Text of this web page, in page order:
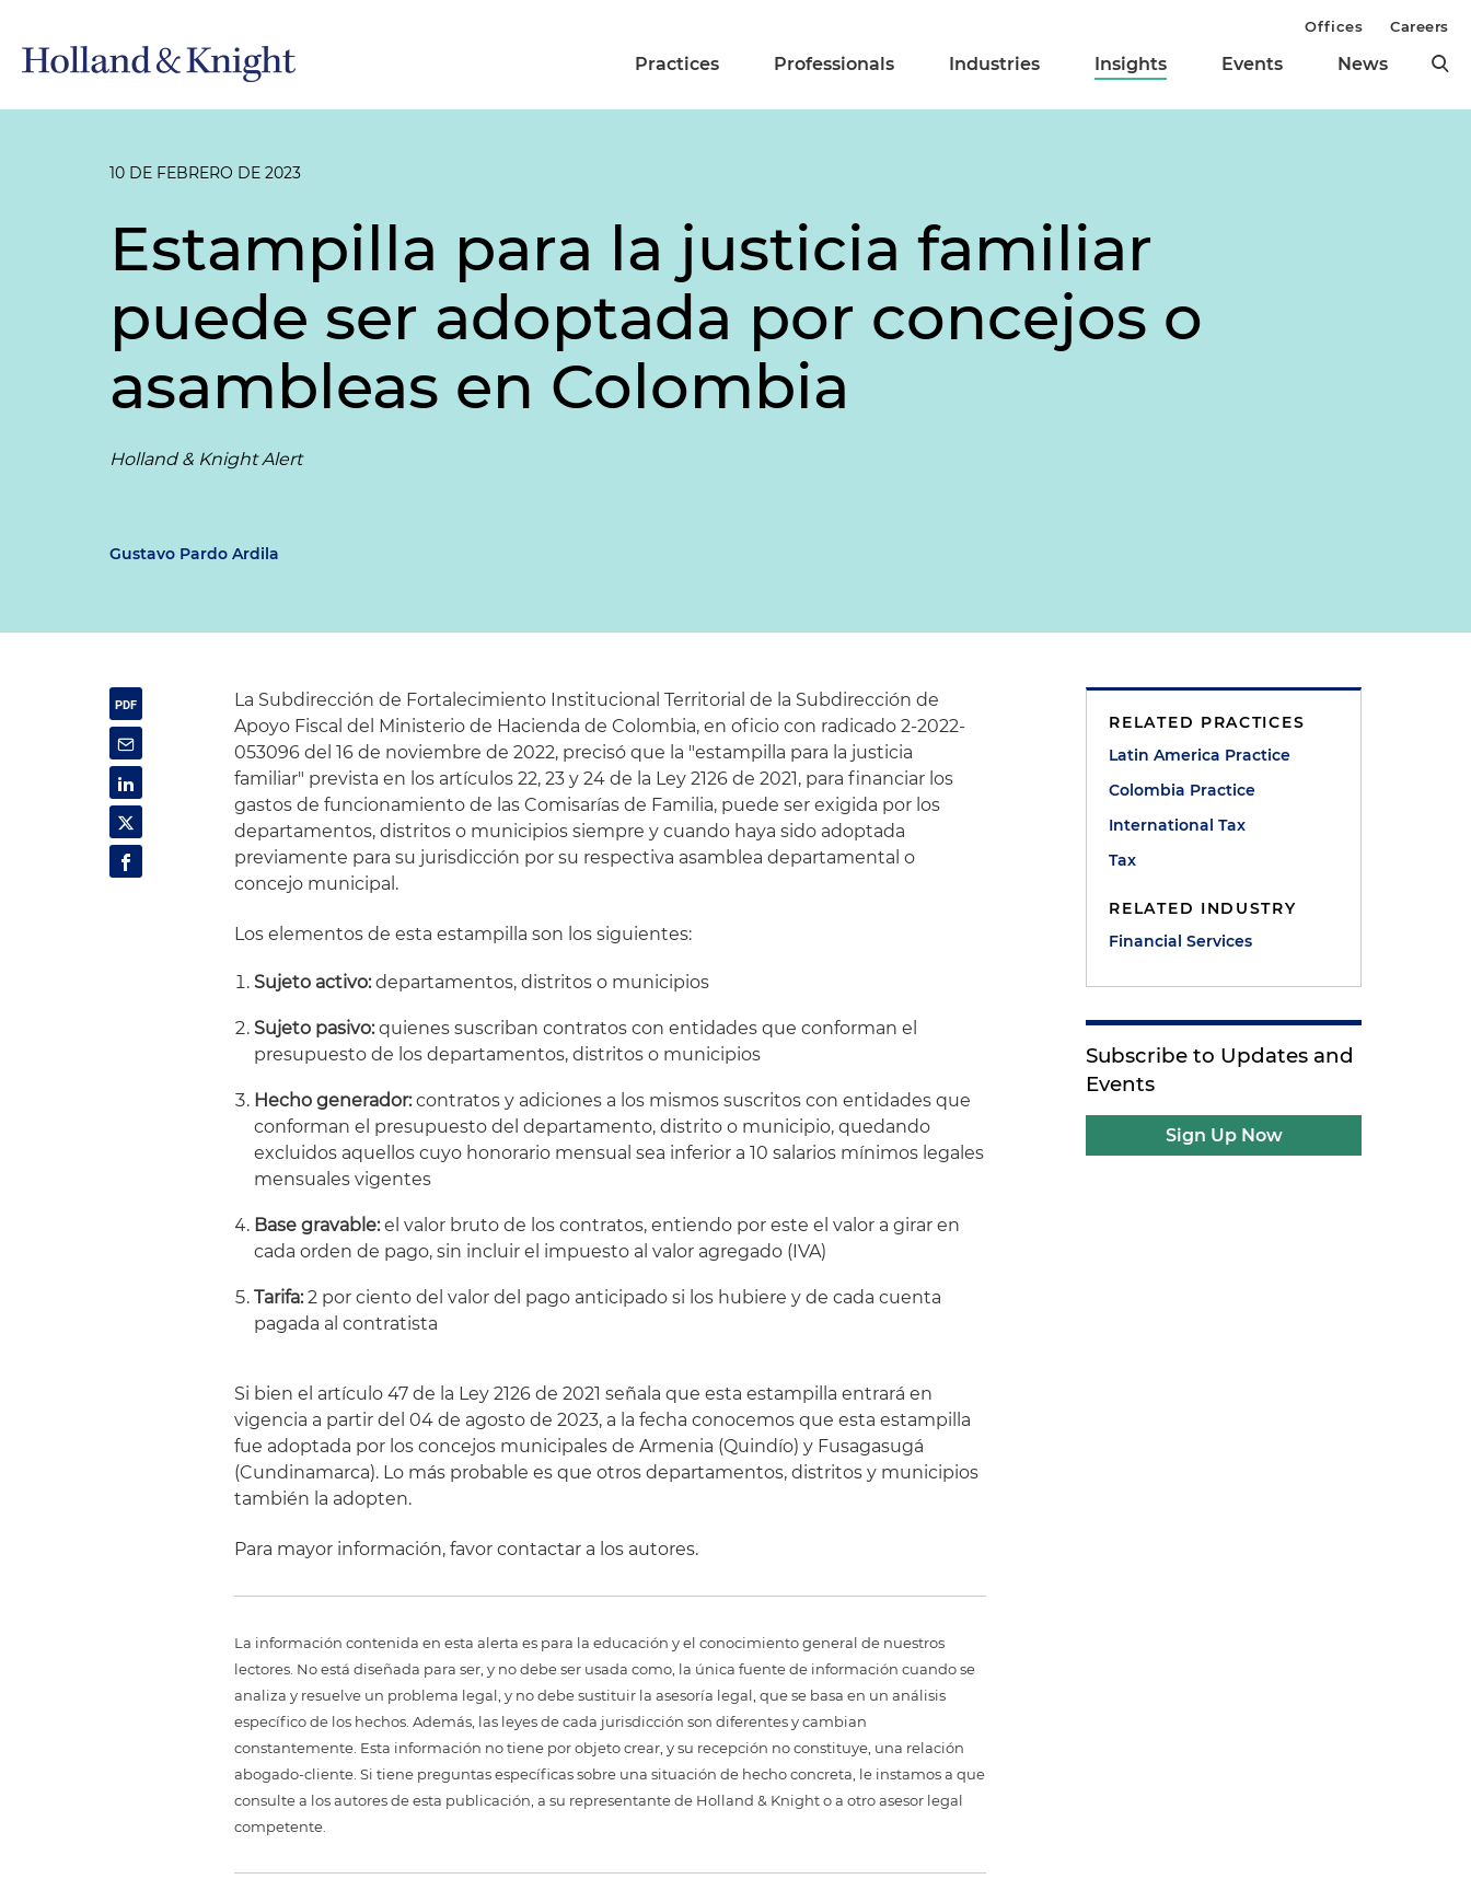
Practices Professionals Industries Insights Events News
Offices Careers
10 DE FEBRERO DE 2023
Estampilla para la justicia familiar
puede ser adoptada por concejos o
asambleas en Colombia
Holland & Knight Alert
Gustavo Pardo Ardila
La Subdirección de Fortalecimiento Institucional Territorial de la Subdirección de
Apoyo Fiscal del Ministerio de Hacienda de Colombia, en oficio con radicado 2-2022-
053096 del 16 de noviembre de 2022, precisó que la "estampilla para la justicia
familiar" prevista en los artículos 22, 23 y 24 de la Ley 2126 de 2021, para financiar los
gastos de funcionamiento de las Comisarías de Familia, puede ser exigida por los
departamentos, distritos o municipios siempre y cuando haya sido adoptada
previamente para su jurisdicción por su respectiva asamblea departamental o
concejo municipal.
Los elementos de esta estampilla son los siguientes:
Sujeto activo:departamentos, distritos o municipios
Sujeto pasivo:quienes suscriban contratos con entidades que conforman el
presupuesto de los departamentos, distritos o municipios
Hecho generador:contratos y adiciones a los mismos suscritos con entidades que
conforman el presupuesto del departamento, distrito o municipio, quedando
excluidos aquellos cuyo honorario mensual sea inferior a 10 salarios mínimos legales
mensuales vigentes
Base gravable:el valor bruto de los contratos, entiendo por este el valor a girar en
cada orden de pago, sin incluir el impuesto al valor agregado (IVA)
Tarifa:2 por ciento del valor del pago anticipado si los hubiere y de cada cuenta
pagada al contratista
Si bien el artículo 47 de la Ley 2126 de 2021 señala que esta estampilla entrará en
vigencia a partir del 04 de agosto de 2023, a la fecha conocemos que esta estampilla
fue adoptada por los concejos municipales de Armenia (Quindío) y Fusagasugá
(Cundinamarca). Lo más probable es que otros departamentos, distritos y municipios
también la adopten.
Para mayor información, favor contactar a los autores.
La información contenida en esta alerta es para la educación y el conocimiento general de nuestros
lectores. No está diseñada para ser, y no debe ser usada como, la única fuente de información cuando se
analiza y resuelve un problema legal, y no debe sustituir la asesoría legal, que se basa en un análisis
específico de los hechos. Además, las leyes de cada jurisdicción son diferentes y cambian
constantemente. Esta información no tiene por objeto crear, y su recepción no constituye, una relación
abogado-cliente. Si tiene preguntas específicas sobre una situación de hecho concreta, le instamos a que
consulte a los autores de esta publicación, a su representante de Holland & Knight o a otro asesor legal
competente.
RELATED PRACTICES
Latin America Practice
Colombia Practice
International Tax
Tax
RELATED INDUSTRY
Financial Services
Subscribe to Updates and
Events
Sign Up Now